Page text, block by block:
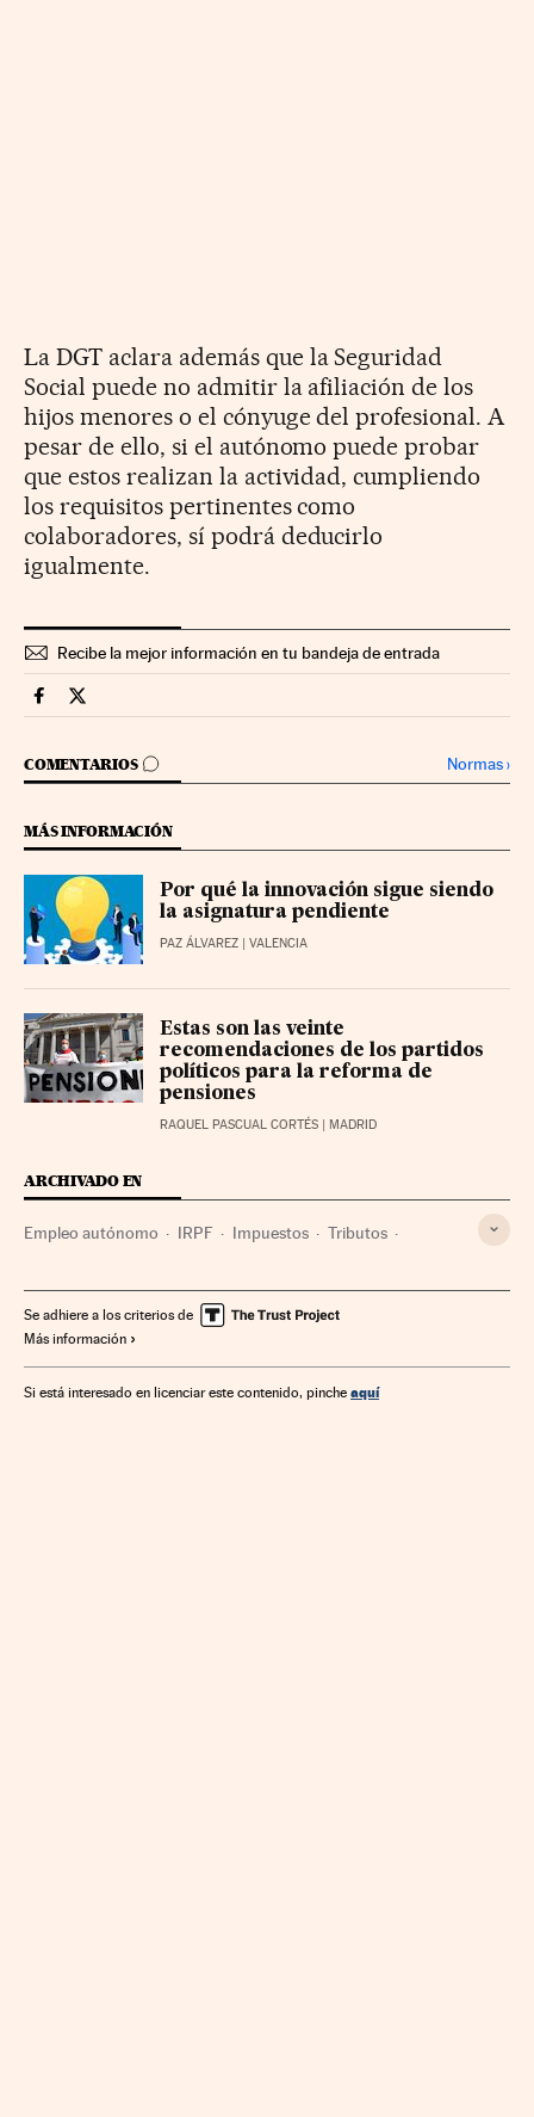
La DGT aclara además que la Seguridad
Social puede no admitir la afiliación de los
hijos menores o el cónyuge del profesional. A
pesar de ello, si el autónomo puede probar
que estos realizan la actividad, cumpliendo
los requisitos pertinentes como
colaboradores, sí podrá deducirlo
igualmente.
Recibe la mejor información en tu bandeja de entrada
Territorio Pyme Cinco Días en Facebook
Territorio Pyme Cinco Días en Twitter
COMENTARIOS
IR A LOS COMENTARIOS Normas›
MÁS INFORMACIÓN
Por qué la innovación sigue siendo
la asignatura pendiente
PAZ ÁLVAREZ | VALENCIA
Estas son las veinte
recomendaciones de los partidos
políticos para la reforma de
pensiones
RAQUEL PASCUAL CORTÉS | MADRID
ARCHIVADO EN
Empleo autónomo IRPF Impuestos Tributos
Trabajo Finanzas
Se adhiere a los criterios de
Más información
Si está interesado en licenciar este contenido, pinche aquí